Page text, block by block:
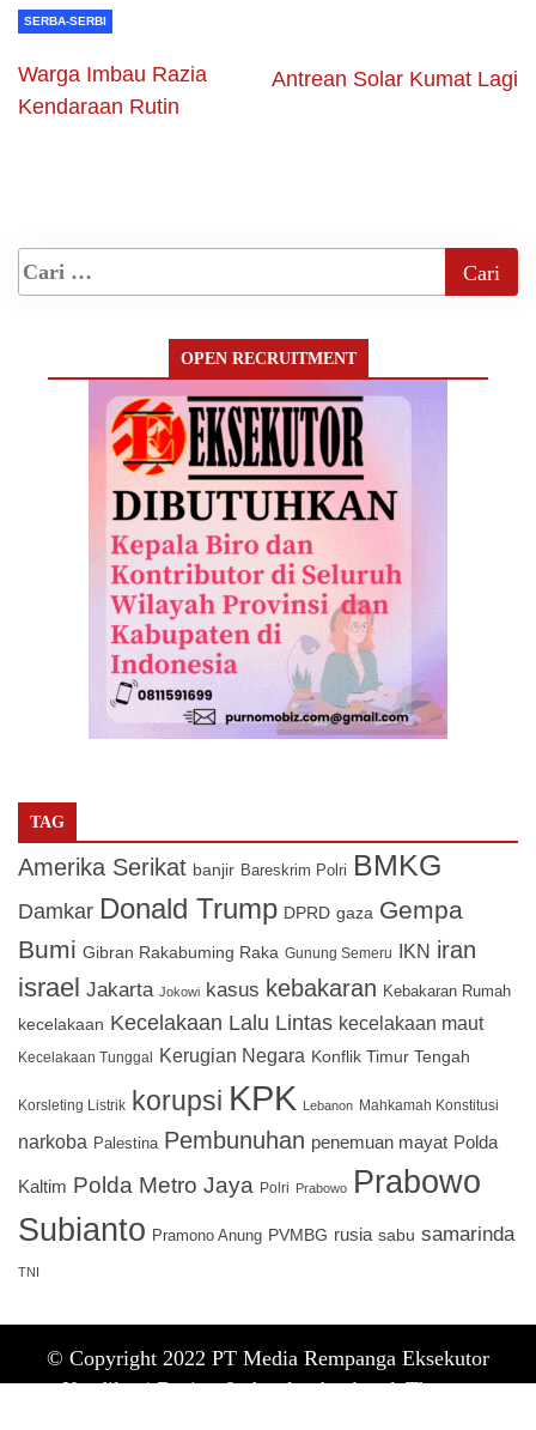
SERBA-SERBI
Warga Imbau Razia
Kendaraan Rutin
Antrean Solar Kumat Lagi
OPEN RECRUITMENT
TAG
Amerika Serikat banjir Bareskrim Polri BMKG
Damkar Donald Trump DPRD gaza Gempa
Bumi Gibran Rakabuming Raka Gunung Semeru IKN iran
israel Jakarta Jokowi kasus kebakaran Kebakaran Rumah
kecelakaan Kecelakaan Lalu Lintas kecelakaan maut
Kecelakaan Tunggal Kerugian Negara Konflik Timur Tengah
Korsleting Listrik korupsi KPK Lebanon Mahkamah Konstitusi
narkoba Palestina Pembunuhan penemuan mayat Polda
Kaltim Polda Metro Jaya Polri Prabowo Prabowo
Subianto Pramono Anung PVMBG rusia sabu samarinda
TNI
© Copyright 2022 PT Media Rempanga Eksekutor
Keadilan |Design & develop by AmpleThemes